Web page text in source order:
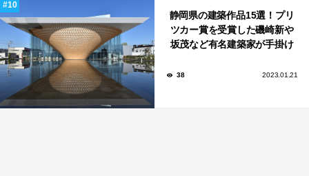
静岡県の建築作品15選！プリ
ツカー賞を受賞した磯崎新や
坂茂など有名建築家が手掛け
38 2023.01.21